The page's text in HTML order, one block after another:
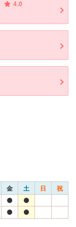
4.0
金 土 日 祝